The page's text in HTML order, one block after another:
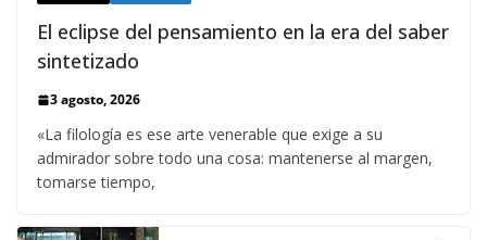
El eclipse del pensamiento en la era del saber
sintetizado
3 agosto, 2026
«La filología es ese arte venerable que exige a su
admirador sobre todo una cosa: mantenerse al margen,
tomarse tiempo,